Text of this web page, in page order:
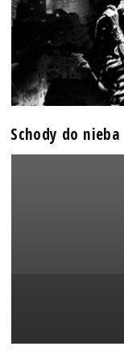
Schody do nieba